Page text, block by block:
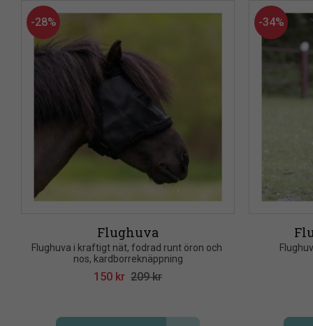
Flughuva
Flughuva i kraftigt nät, fodrad runt öron och
nos, kardborreknäppning
150 kr 209kr
28% 34%